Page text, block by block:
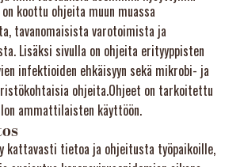
on koottu ohjeita muun muassa
tavanomaisista varotoimista ja
Lisäksi sivulla on ohjeita erityyppisten
infektioiden ehkäisyyn sekä mikrobi- ja
ohjeita.Ohjeet on tarkoitettu
ammattilaisten käyttöön.
kattavasti tietoa ja ohjeitusta työpaikoille,